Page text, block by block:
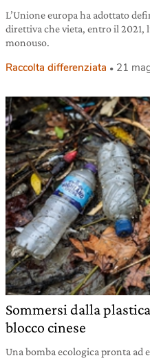
L’Unione europa ha adottato
direttiva che vieta, entro il 2021,
monouso.
Raccolta differenziata 21
Sommersi dalla
blocco cinese
Una bomba ecologica pronta ad